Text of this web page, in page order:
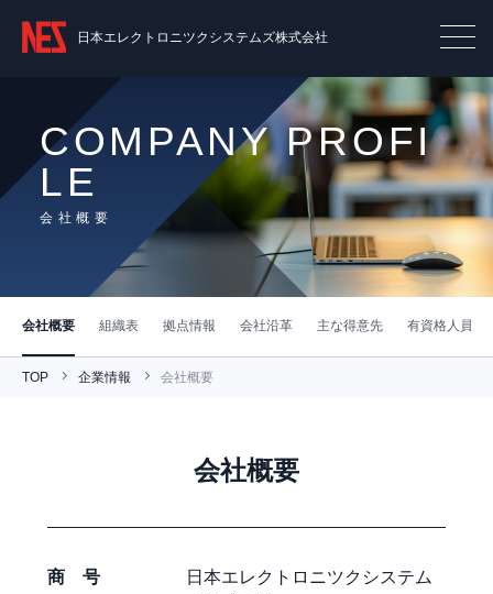
日本エレクトロニツクシステムズ株式会社
COMPANY PROFI
LE
会社概要
会社概要 組織表 拠点情報 会社沿革 主な得意先 有資格人員表
TOP 企業情報 会社概要
会社概要
商 号
日本エレクトロニツクシステム